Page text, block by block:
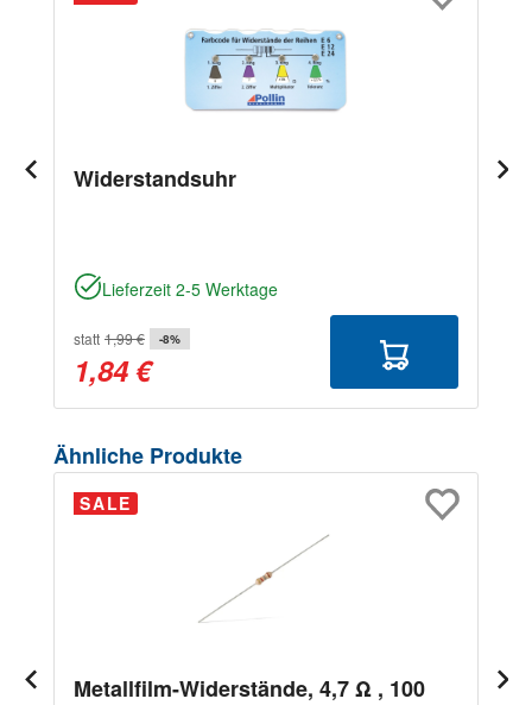
Widerstandsuhr
Lieferzeit 2-5 Werktage
statt 1,99 € -8%
1,84 €
Produktgalerie überspringen
Ähnliche Produkte
SALE
Metallfilm-Widerstände, 4,7 Ω , 100